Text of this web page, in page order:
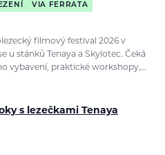
VIA FERRATA
filmový festival 2026 v
u stánků Tenaya a Skylotec. Čeká
vybavení, praktické workshopy,…
s lezečkami Tenaya